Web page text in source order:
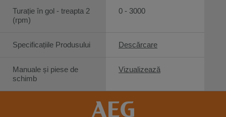
Turație în gol - treapta 2
(rpm)
Specificațiile Produsului
Manuale și piese de
schimb
0 - 3000
Descărcare
Vizualizează